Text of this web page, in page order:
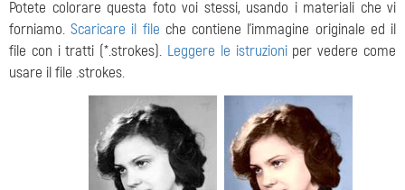
Potete colorare questa foto voi stessi, usando i materiali che vi
forniamo.Scaricare il file che contiene l'immagine originale ed il
file con i tratti (*.strokes). Leggere le istruzioniper vedere come
usare il file .strokes.